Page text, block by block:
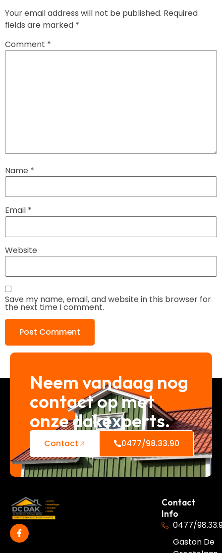
Your email address will not be published. Required
fields are marked *
Comment *
Name *
Email *
Website
Save my name, email, and website in this browser for
the next time I comment.
Neem vandaag nog
contact op met
onze dakexperts.
Contact 0477/98.33.90
Contact
Info
0477/
Gaston De